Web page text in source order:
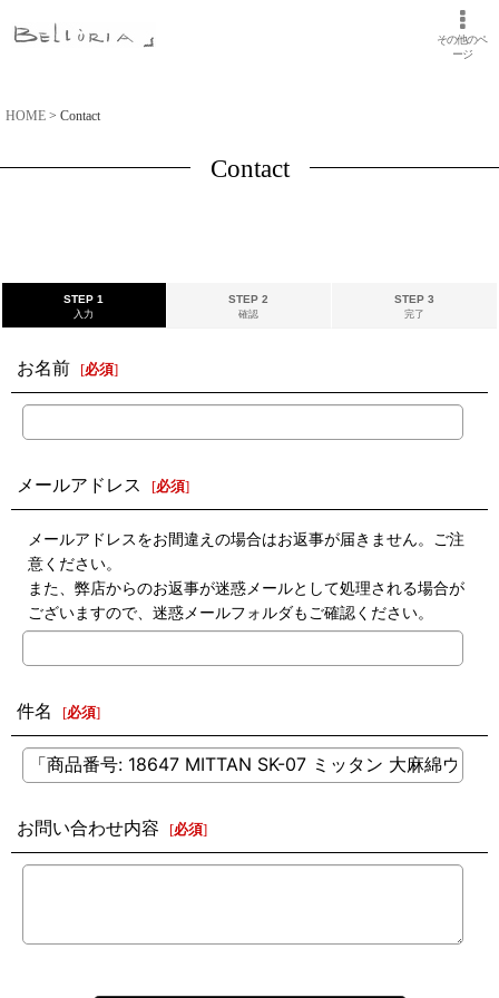
その他のペ
ージ
HOME > Contact
Contact
STEP 1
入力
STEP 2
確認
STEP 3
完了
お名前 [必須]
メールアドレス [必須]
メールアドレスをお間違えの場合はお返事が届きません。ご注
意ください。
また、弊店からのお返事が迷惑メールとして処理される場合が
ございますので、迷惑メールフォルダもご確認ください。
件名 [必須]
お問い合わせ内容 [必須]